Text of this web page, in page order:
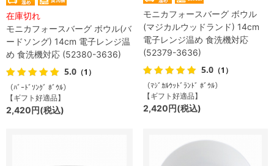
在庫切れ
モニカフォースバーグ ボウル(バ
ードソング) 14cm 電子レンジ温
め 食洗機対応 (52380-3636)
5.0 （1）
（ﾊﾞｰﾄﾞｿﾝｸﾞ ﾎﾞｳﾙ）
【ギフト好適品】
2,420円(税込)
モニカフォースバーグ ボウル
(マジカルウッドランド) 14cm
電子レンジ温め 食洗機対応
(52379-3636)
5.0 （1）
（ﾏｼﾞｶﾙｳｯﾄﾞﾗﾝﾄﾞ ﾎﾞｳﾙ）
【ギフト好適品】
2,420円(税込)